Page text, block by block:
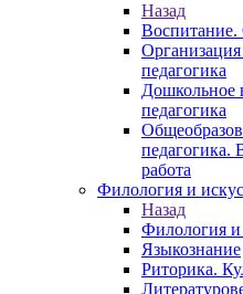
Назад
Воспитание.
педагогика
Дошкольное
педагогика
педагогика.
работа
Филология и
Назад
Филология и
Языкознание
Риторика.